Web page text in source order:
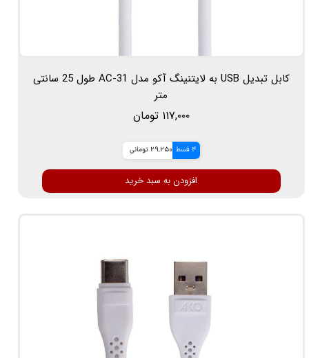
کابل تبدیل USB به لایتنینگ آکو مدل AC-31 طول 25 سانتی
متر
۱۱۷,۰۰۰ تومان
4 قسط 29,250 تومانی
افزودن به سبد خرید